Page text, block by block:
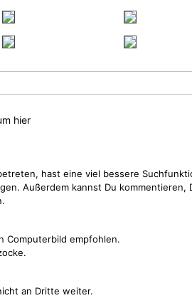
hier
hast eine viel bessere
Außerdem kannst Du kommentieren,
Computerbild empfohlen.
an Dritte weiter.